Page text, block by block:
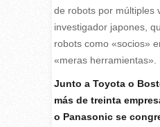
de robots por múltiples
investigador japones,
robots como «socios»
«meras herramientas».
Junto a Toyota o
más de treinta
o Panasonic se